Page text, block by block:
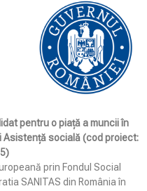
pentru o piață a muncii în
Asistență socială (cod proiect:
prin Fondul Social
SANITAS din România în